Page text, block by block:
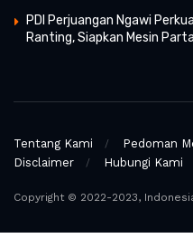
PDI Perjuangan Ngawi
Ranting, Siapkan Mesin
Tentang Kami Pedoman
Disclaimer
Hubungi Kami
Copyright © 2022-2023,